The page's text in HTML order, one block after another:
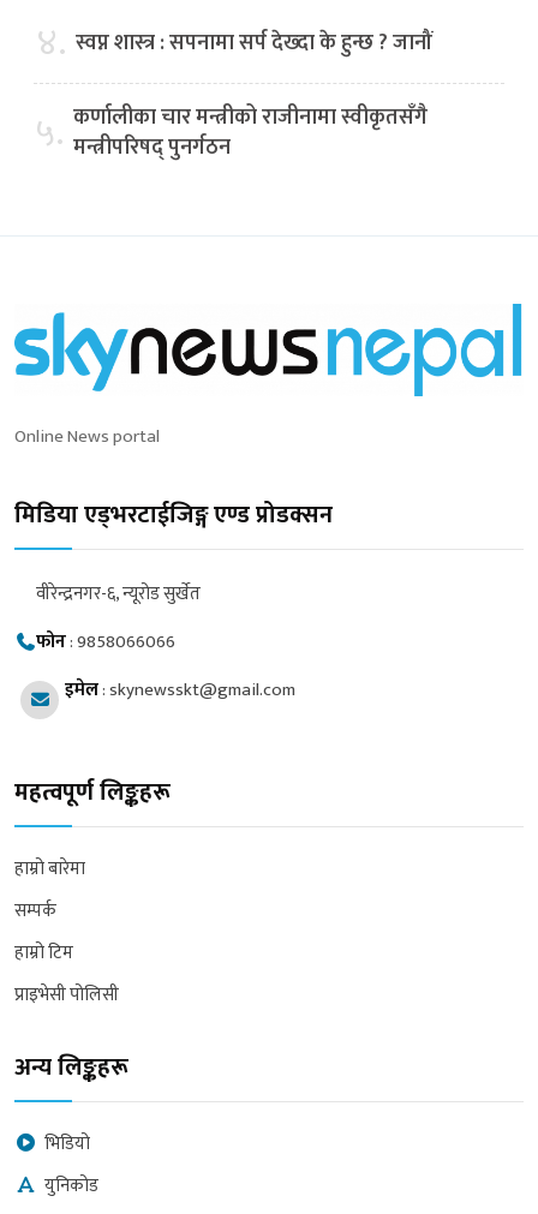
४. स्वप्न शास्त्र : सपनामा सर्प देख्दा के हुन्छ ? जानौं
५. कर्णालीका चार मन्त्रीको राजीनामा स्वीकृतसँगै
मन्त्रीपरिषद् पुनर्गठन
Online News portal
मिडिया एड्भरटाईजिङ्ग एण्ड प्रोडक्सन
वीरेन्द्रनगर-६, न्यूरोड सुर्खेत
फोन:9858066066
इमेल:skynewsskt@gmail.com
महत्वपूर्ण लिङ्कहरू
हाम्रो बारेमा
सम्पर्क
हाम्रो टिम
प्राइभेसी पोलिसी
अन्य लिङ्कहरू
भिडियो
युनिकोड